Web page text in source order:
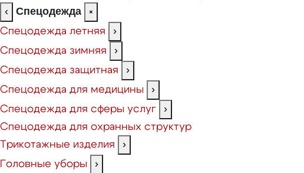
‹
Спецодежда
×
Спецодежда летняя
›
Спецодежда зимняя
›
Спецодежда защитная
›
Спецодежда для медицины
›
Спецодежда для сферы услуг
›
Спецодежда для охранных структур
Трикотажные изделия
›
Головные уборы
›